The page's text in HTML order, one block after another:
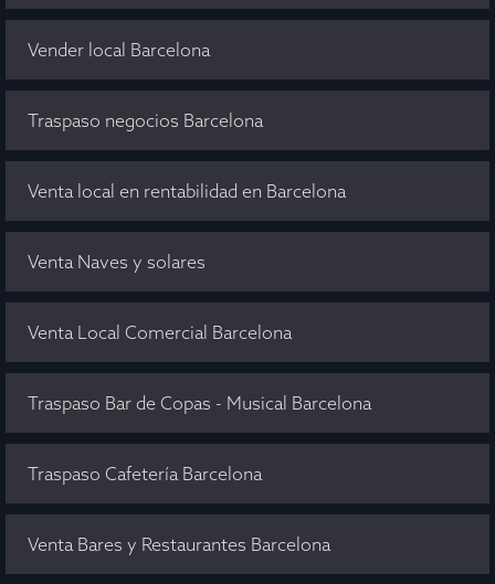
Vender local Barcelona
Traspaso negocios Barcelona
Venta local en rentabilidad en Barcelona
Venta Naves y solares
Venta Local Comercial Barcelona
Traspaso Bar de Copas - Musical Barcelona
Traspaso Cafetería Barcelona
Venta Bares y Restaurantes Barcelona